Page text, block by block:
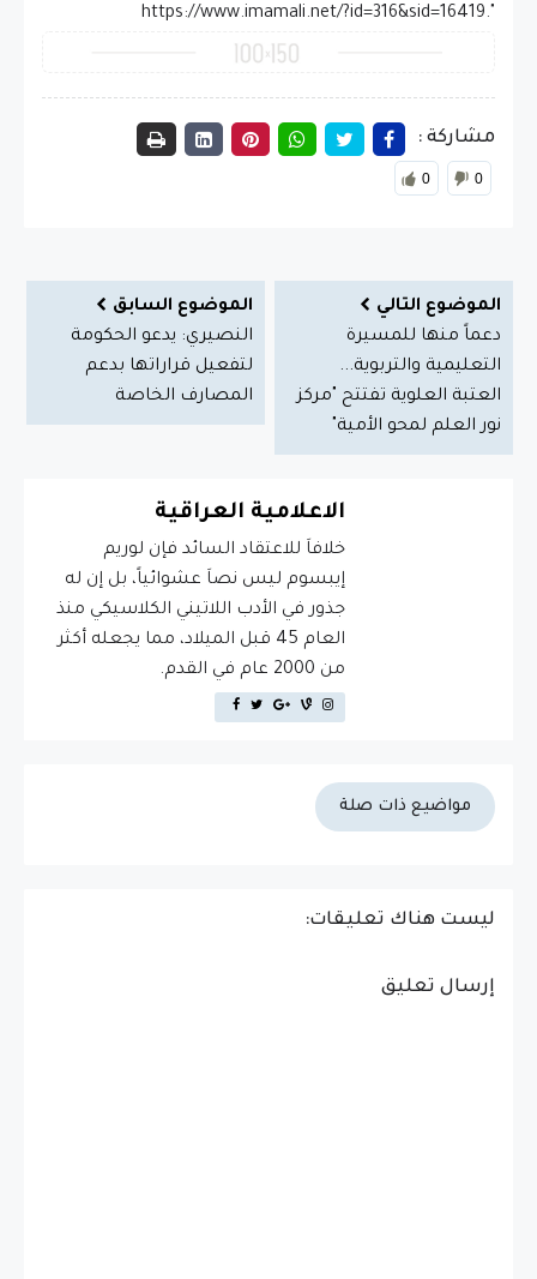
".https://www.imamali.net/?id=316&sid=16419
مشاركة :
0 0
الموضوع التالي
دعماً منها للمسيرة
التعليمية والتربوية...
العتبة العلوية تفتتح "مركز
نور العلم لمحو الأمية"
الموضوع السابق
النصيري: يدعو الحكومة
لتفعيل قراراتها بدعم
المصارف الخاصة
الاعلامية العراقية
خلافاَ للاعتقاد السائد فإن لوريم
إيبسوم ليس نصاَ عشوائياً، بل إن له
جذور في الأدب اللاتيني الكلاسيكي منذ
العام 45 قبل الميلاد، مما يجعله أكثر
من 2000 عام في القدم.
مواضيع ذات صلة
ليست هناك تعليقات:
إرسال تعليق